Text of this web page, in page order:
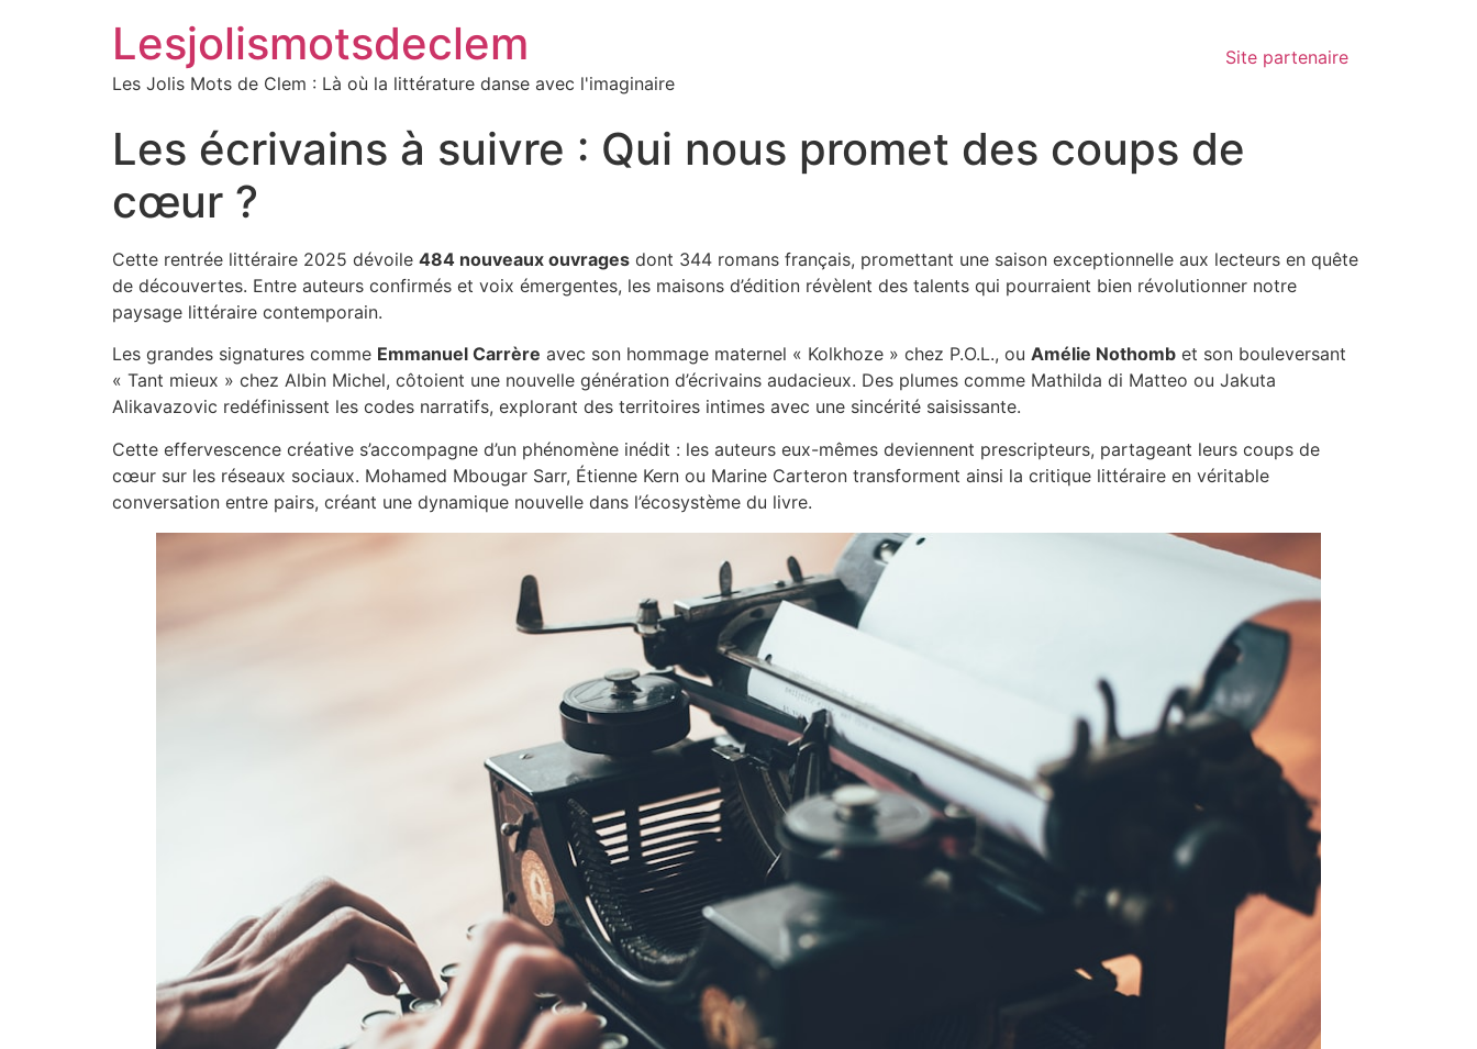
Lesjolismotsdeclem
Les Jolis Mots de Clem : Là où la littérature danse avec l'imaginaire
Site partenaire
Les écrivains à suivre : Qui nous promet des coups de
cœur ?
Cette rentrée littéraire 2025 dévoile 484 nouveaux ouvrages dont 344 romans français, promettant une saison exceptionnelle aux lecteurs en quête
de découvertes. Entre auteurs confirmés et voix émergentes, les maisons d’édition révèlent des talents qui pourraient bien révolutionner notre
paysage littéraire contemporain.
Les grandes signatures comme Emmanuel Carrère avec son hommage maternel « Kolkhoze » chez P.O.L., ou Amélie Nothomb et son bouleversant
« Tant mieux » chez Albin Michel, côtoient une nouvelle génération d’écrivains audacieux. Des plumes comme Mathilda di Matteo ou Jakuta
Alikavazovic redéfinissent les codes narratifs, explorant des territoires intimes avec une sincérité saisissante.
Cette effervescence créative s’accompagne d’un phénomène inédit : les auteurs eux-mêmes deviennent prescripteurs, partageant leurs coups de
cœur sur les réseaux sociaux. Mohamed Mbougar Sarr, Étienne Kern ou Marine Carteron transforment ainsi la critique littéraire en véritable
conversation entre pairs, créant une dynamique nouvelle dans l’écosystème du livre.